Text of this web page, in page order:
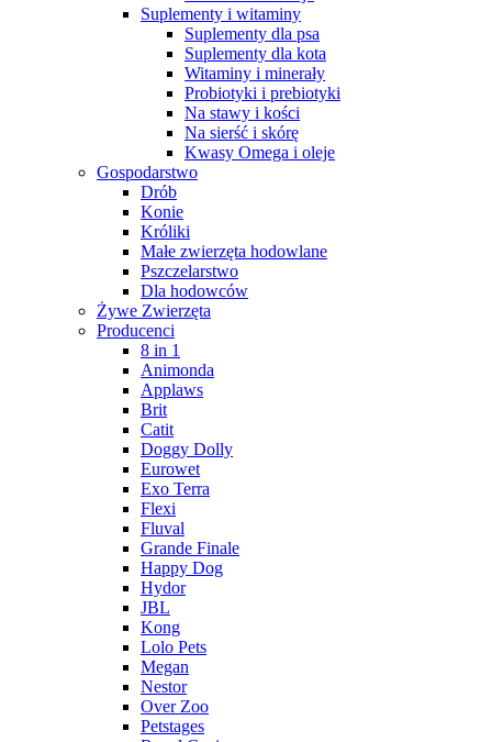
Suplementy i witaminy
Suplementy dla psa
Suplementy dla kota
Witaminy i minerały
Probiotyki i prebiotyki
Na stawy i kości
Na sierść i skórę
Kwasy Omega i oleje
Gospodarstwo
Drób
Konie
Króliki
Małe zwierzęta hodowlane
Pszczelarstwo
Dla hodowców
Żywe Zwierzęta
Producenci
8 in 1
Animonda
Applaws
Brit
Catit
Doggy Dolly
Eurowet
Exo Terra
Flexi
Fluval
Grande Finale
Happy Dog
Hydor
JBL
Kong
Lolo Pets
Megan
Nestor
Over Zoo
Petstages